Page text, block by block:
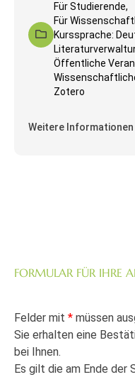
Für Studierende,
Für
Kurssprache:
Öffentliche
Zotero
Weitere Informationen
FORMULAR FÜR IHRE
Felder mit * müssen
Sie erhalten eine
bei Ihnen.
Es gilt die am Ende der